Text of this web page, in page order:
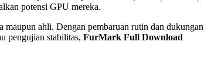
potensi GPU mereka.
maupun ahli. Dengan pembaruan rutin dan dukungan
pengujian stabilitas, FurMark Full Download